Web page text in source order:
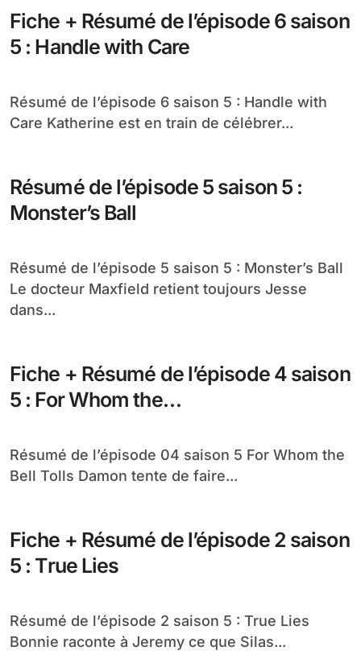
Fiche + Résumé de l’épisode 6 saison
5 : Handle with Care
Résumé de l’épisode 6 saison 5 : Handle with
Care Katherine est en train de célébrer...
Résumé de l’épisode 5 saison 5 :
Monster’s Ball
Résumé de l’épisode 5 saison 5 : Monster’s Ball
Le docteur Maxfield retient toujours Jesse
dans...
Fiche + Résumé de l’épisode 4 saison
5 : For Whom the…
Résumé de l’épisode 04 saison 5 For Whom the
Bell Tolls Damon tente de faire...
Fiche + Résumé de l’épisode 2 saison
5 : True Lies
Résumé de l’épisode 2 saison 5 : True Lies
Bonnie raconte à Jeremy ce que Silas...